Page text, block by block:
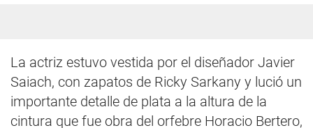
La actriz estuvo vestida por el diseñador Javier
Saiach, con zapatos de Ricky Sarkany y lució un
importante detalle de plata a la altura de la
cintura que fue obra del orfebre Horacio Bertero,